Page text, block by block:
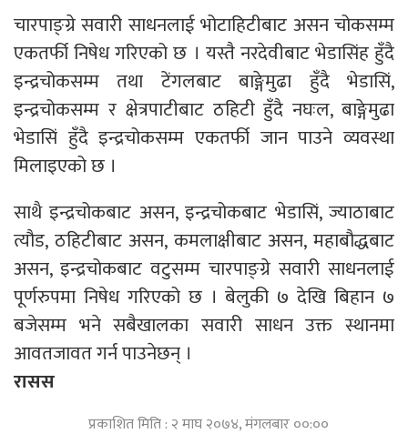
चारपाङ्ग्रे सवारी साधनलाई भोटाहिटीबाट असन चोकसम्म
एकतर्फी निषेध गरिएको छ । यस्तै नरदेवीबाट भेडासिंह हुँदै
इन्द्रचोकसम्म तथा टेंगलबाट बाङ्गेमुढा हुँदै भेडासिं,
इन्द्रचोकसम्म र क्षेत्रपाटीबाट ठहिटी हुँदै नघःल, बाङ्गेमुढा
भेडासिं हुँदै इन्द्रचोकसम्म एकतर्फी जान पाउने व्यवस्था
मिलाइएको छ ।
साथै इन्द्रचोकबाट असन, इन्द्रचोकबाट भेडासिं, ज्याठाबाट
त्यौड, ठहिटीबाट असन, कमलाक्षीबाट असन, महाबौद्धबाट
असन, इन्द्रचोकबाट वटुसम्म चारपाङ्ग्रे सवारी साधनलाई
पूर्णरुपमा निषेध गरिएको छ । बेलुकी ७ देखि बिहान ७
बजेसम्म भने सबैखालका सवारी साधन उक्त स्थानमा
आवतजावत गर्न पाउनेछन् ।
रासस
प्रकाशित मिति : २ माघ २०७४, मंगलबार ००:००